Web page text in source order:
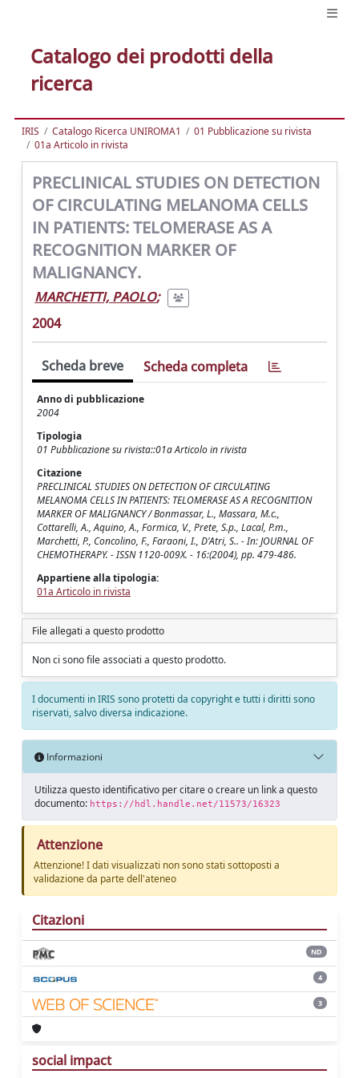
Catalogo dei prodotti della
ricerca
IRIS Catalogo Ricerca UNIROMA1
01 Pubblicazione su rivista
01a Articolo in rivista
PRECLINICAL STUDIES ON DETECTION
OF CIRCULATING MELANOMA CELLS
IN PATIENTS: TELOMERASE AS A
RECOGNITION MARKER OF
MALIGNANCY.
MARCHETTI, PAOLO;
2004
Scheda breve Scheda completa
Anno di pubblicazione
2004
Tipologia
01 Pubblicazione su rivista::01a Articolo in rivista
Citazione
PRECLINICAL STUDIES ON DETECTION OF CIRCULATING
MELANOMA CELLS IN PATIENTS: TELOMERASE AS A RECOGNITION
MARKER OF MALIGNANCY / Bonmassar, L., Massara, M.c.,
Cottarelli, A., Aquino, A., Formica, V., Prete, S.p., Lacal, P.m.,
Marchetti, P., Concolino, F., Faraoni, I., D'Atri, S.. - In: JOURNAL OF
CHEMOTHERAPY. - ISSN 1120-009X. - 16:(2004), pp. 479-486.
Appartiene alla tipologia:
01a Articolo in rivista
File allegati a questo prodotto
Non ci sono file associati a questo prodotto.
I documenti in IRIS sono protetti da copyright e tutti i diritti sono
riservati, salvo diversa indicazione.
Informazioni
Utilizza questo identificativo per citare o creare un link a questo
documento: https://hdl.handle.net/11573/16323
Attenzione
Attenzione! I dati visualizzati non sono stati sottoposti a
validazione da parte dell'ateneo
Citazioni
ND
4
3
social impact